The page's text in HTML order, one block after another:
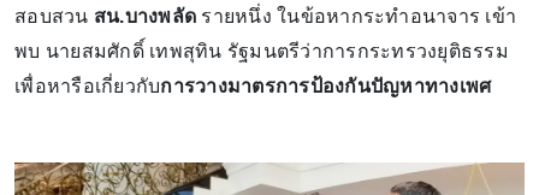
สอบสวน สน.บางพลัด รายหนึ่ง ในข้อหากระทำอนาจาร เข้า
พบ นายสมศักดิ์ เทพสุทิน รัฐมนตรีว่าการกระทรวงยุติธรรม
เพื่อหารือเกี่ยวกับการวางมาตรการป้องกันปัญหาทางเพศ